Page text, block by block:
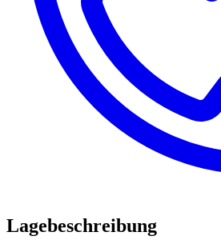
Lagebeschreibung